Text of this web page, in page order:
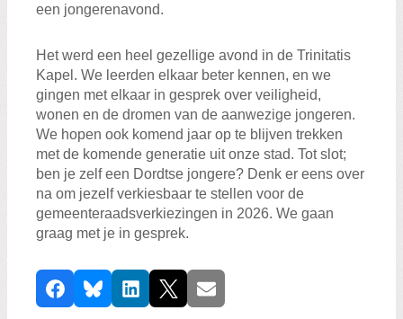
een jongerenavond.
Het werd een heel gezellige avond in de Trinitatis
Kapel. We leerden elkaar beter kennen, en we
gingen met elkaar in gesprek over veiligheid,
wonen en de dromen van de aanwezige jongeren.
We hopen ook komend jaar op te blijven trekken
met de komende generatie uit onze stad. Tot slot;
ben je zelf een Dordtse jongere? Denk er eens over
na om jezelf verkiesbaar te stellen voor de
gemeenteraadsverkiezingen in 2026. We gaan
graag met je in gesprek.
D
e
FacebookBlueskyLinkedIn
X E-mail